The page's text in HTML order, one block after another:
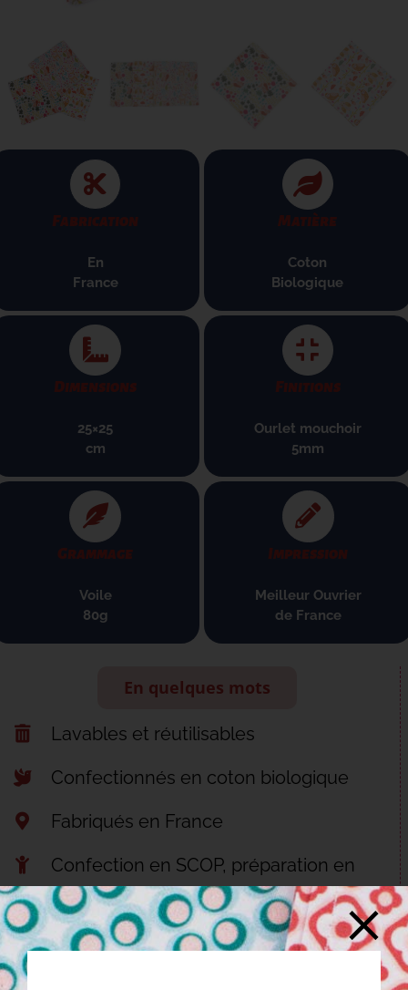
Fabrication
En
France
Matière
Coton
Biologique
Dimensions
25×25
cm
Finitions
Ourlet mouchoir
5mm
Grammage
Voile
80g
Impression
Meilleur Ouvrier
de France
En quelques mots
Lavables et réutilisables
Confectionnés en coton biologique
Fabriqués en France
Confection en SCOP, préparation en
ESAT
Découvrir nos engagements